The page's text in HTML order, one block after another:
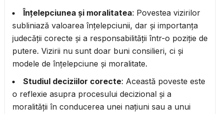
Înțelepciunea și moralitatea: Povestea vizirilor
subliniază valoarea înțelepciunii, dar și importanța
judecății corecte și a responsabilității într-o poziție de
putere. Vizirii nu sunt doar buni consilieri, ci și
modele de înțelepciune și moralitate.
Studiul deciziilor corecte: Această poveste este
o reflexie asupra procesului decizional și a
moralității în conducerea unei națiuni sau a unui